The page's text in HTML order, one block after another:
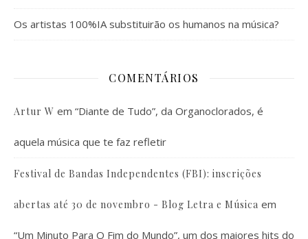
Os artistas 100%IA substituirão os humanos na música?
COMENTÁRIOS
Artur W em “Diante de Tudo”, da Organoclorados, é
aquela música que te faz refletir
Festival de Bandas Independentes (FBI): inscrições
abertas até 30 de novembro - Blog Letra e Música em
“Um Minuto Para O Fim do Mundo”, um dos maiores hits do